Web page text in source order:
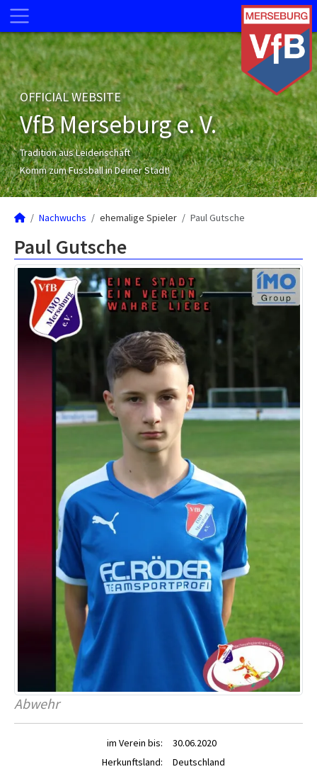
OFFICIAL WEBSITE
VfB Merseburg e. V.
Tradition aus Leidenschaft
Komm zum Fussball in Deiner Stadt!
Nachwuchs ehemalige Spieler Paul Gutsche
Paul Gutsche
Abwehr
im Verein bis:
30.06.2020
Herkunftsland:
Deutschland